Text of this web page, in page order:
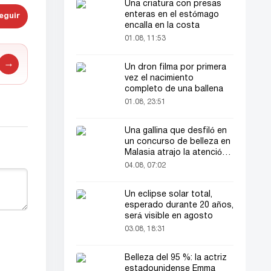
→
Una criatura con presas
enteras en el estómago
encalla en la costa
01.08, 11:53
Un dron filma por primera
vez el nacimiento
completo de una ballena
01.08, 23:51
Una gallina que desfiló en
un concurso de belleza en
Malasia atrajo la atención
del público
04.08, 07:02
Un eclipse solar total,
esperado durante 20 años,
será visible en agosto
03.08, 18:31
Belleza del 95 %: la actriz
estadounidense Emma